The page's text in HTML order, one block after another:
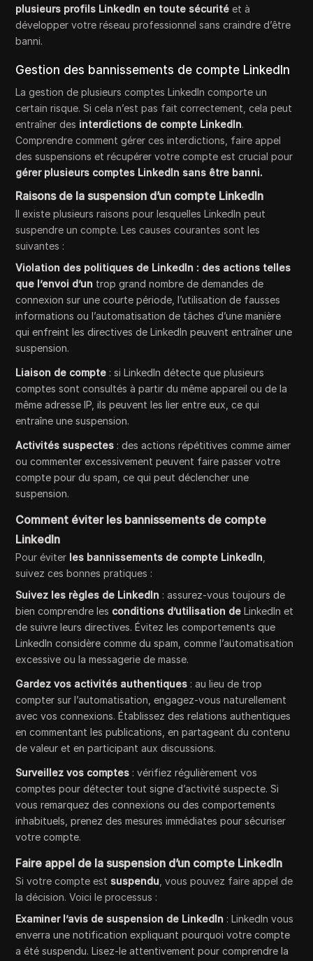
plusieurs profils LinkedIn en toute sécurité et à
développer votre réseau professionnel sans craindre d’être
banni.
Gestion des bannissements de compte LinkedIn
La gestion de plusieurs comptes LinkedIn comporte un
certain risque. Si cela n’est pas fait correctement, cela peut
entraîner des interdictions de compte LinkedIn.
Comprendre comment gérer ces interdictions, faire appel
des suspensions et récupérer votre compte est crucial pour
gérer plusieurs comptes LinkedIn sans être banni.
Raisons de la suspension d’un compte LinkedIn
Il existe plusieurs raisons pour lesquelles LinkedIn peut
suspendre un compte. Les causes courantes sont les
suivantes :
Violation des politiques de LinkedIn : des actions telles
que l’envoi d’un trop grand nombre de demandes de
connexion sur une courte période, l’utilisation de fausses
informations ou l’automatisation de tâches d’une manière
qui enfreint les directives de LinkedIn peuvent entraîner une
suspension.
Liaison de compte : si LinkedIn détecte que plusieurs
comptes sont consultés à partir du même appareil ou de la
même adresse IP, ils peuvent les lier entre eux, ce qui
entraîne une suspension.
Activités suspectes : des actions répétitives comme aimer
ou commenter excessivement peuvent faire passer votre
compte pour du spam, ce qui peut déclencher une
suspension.
Comment éviter les bannissements de compte
LinkedIn
Pour éviter les bannissements de compte LinkedIn
suivez ces bonnes pratiques :
Suivez les règles de LinkedIn : assurez-vous toujours de
bien comprendre les conditions d’utilisation de LinkedIn et
de suivre leurs directives. Évitez les comportements que
LinkedIn considère comme du spam, comme l’automatisation
excessive ou la messagerie de masse.
Gardez vos activités authentiques : au lieu de trop
compter sur l’automatisation, engagez-vous naturellement
avec vos connexions. Établissez des relations authentiques
en commentant les publications, en partageant du contenu
de valeur et en participant aux discussions.
Surveillez vos comptes : vérifiez régulièrement vos
comptes pour détecter tout signe d’activité suspecte. Si
vous remarquez des connexions ou des comportements
inhabituels, prenez des mesures immédiates pour sécuriser
votre compte.
Faire appel de la suspension d’un compte LinkedIn
Si votre compte est suspendu , vous pouvez faire appel de
la décision. Voici le processus :
Examiner l’avis de suspension de LinkedIn : LinkedIn vous
enverra une notification expliquant pourquoi votre compte
a été suspendu. Lisez-le attentivement pour comprendre la